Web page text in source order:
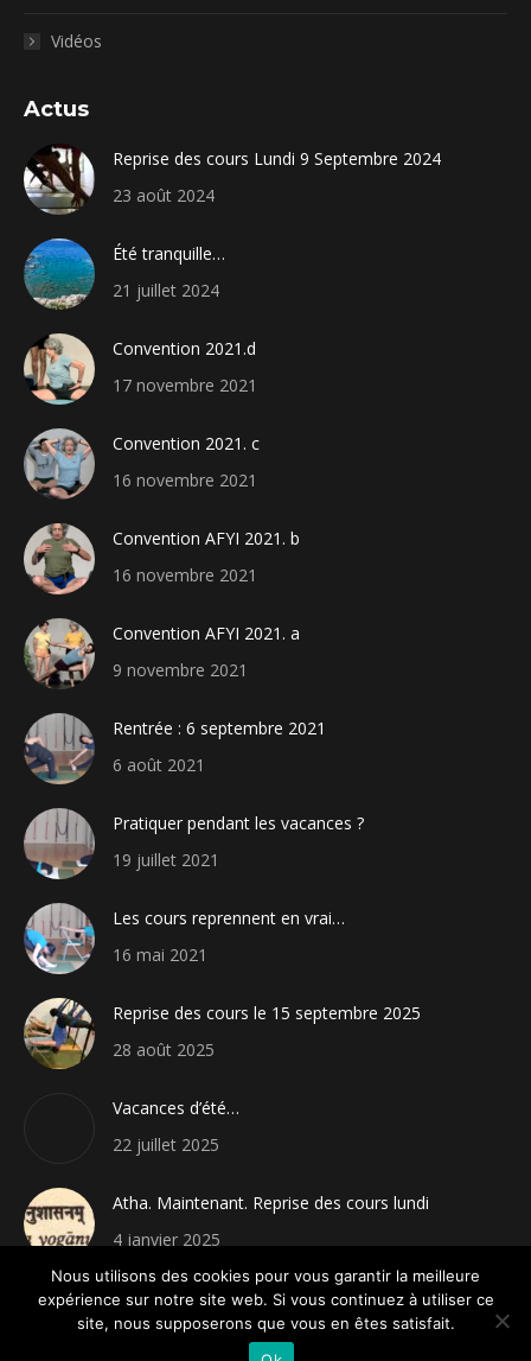
Vidéos
Actus
Reprise des cours Lundi 9 Septembre 2024
23 août 2024
Été tranquille…
21 juillet 2024
Convention 2021.d
17 novembre 2021
Convention 2021. c
16 novembre 2021
Convention AFYI 2021. b
16 novembre 2021
Convention AFYI 2021. a
9 novembre 2021
Rentrée : 6 septembre 2021
6 août 2021
Pratiquer pendant les vacances ?
19 juillet 2021
Les cours reprennent en vrai…
16 mai 2021
Reprise des cours le 15 septembre 2025
28 août 2025
Vacances d’été…
22 juillet 2025
Atha. Maintenant. Reprise des cours lundi
4 janvier 2025
© Yoga Iyengar - 2020. Tous droits réservés.
Nous utilisons des cookies pour vous garantir la meilleure
expérience sur notre site web. Si vous continuez à utiliser ce
site, nous supposerons que vous en êtes satisfait.